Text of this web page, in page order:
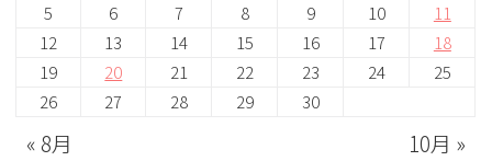
5
6 7 8 9 10
11
12
13 14 15 16 17
18
19
20 21 22 23 24
25
26
27 28 29 30
« 8月 10月 »